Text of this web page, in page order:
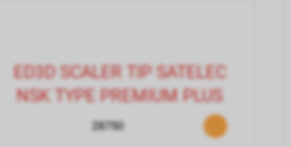
ED3D SCALER TIP SATELEC
NSK TYPE PREMIUM PLUS
28750